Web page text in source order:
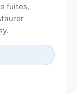
fuites,